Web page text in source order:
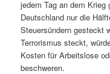
jedem Tag an dem Krieg
Deutschland nur die
Steuersündern gesteckt
Terrorismus steckt,
Kosten für Arbeitslose
beschweren.